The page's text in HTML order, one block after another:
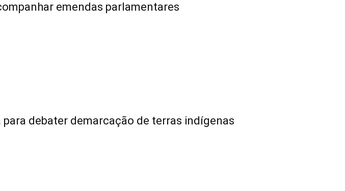
emendas parlamentares
debater demarcação de terras indígenas